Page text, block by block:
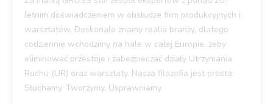
letnim doświadczeniem w obsłudze firm produkcyjnych i
warsztatów. Doskonale znamy realia branży, dlatego
codziennie wchodzimy na hale w całej Europie, żeby
eliminować przestoje i zabezpieczać działy Utrzymania
Ruchu (UR) oraz warsztaty. Nasza filozofia jest prosta:
Słuchamy. Tworzymy. Usprawniamy.